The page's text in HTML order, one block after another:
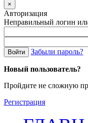
×
Авторизация
Неправильный логин
Войти Забыли пароль?
Новый пользователь?
Пройдите не сложную
Регистрация